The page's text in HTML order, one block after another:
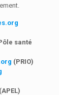
santé
(PRIO)
(APEL)